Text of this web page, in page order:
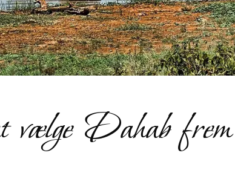
vælge Dahab